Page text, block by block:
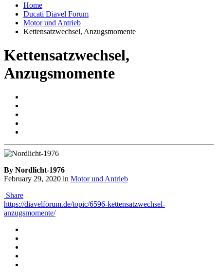
Home
Ducati Diavel Forum
Motor und Antrieb
Kettensatzwechsel, Anzugsmomente
Kettensatzwechsel,
Anzugsmomente
By Nordlicht-1976
February 29, 2020 in Motor und Antrieb
Share
https://diavelforum.de/topic/6596-kettensatzwechsel-
anzugsmomente/